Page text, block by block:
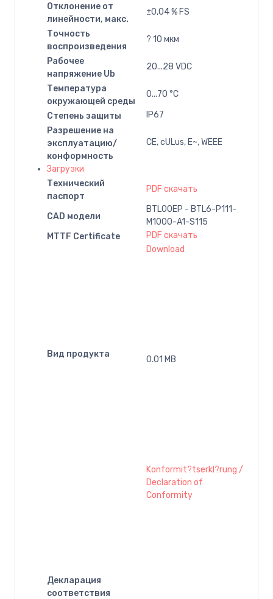
Отклонение от
линейности, макс.
±0,04 % FS
Точность
воспроизведения
? 10 мкм
Рабочее
напряжение Ub
20...28 VDC
Температура
окружающей среды
0...70 °C
Степень защиты
IP67
Разрешение на
эксплуатацию/
конформность
CE, cULus, E~, WEEE
Загрузки
Технический
паспорт
PDF скачать
CAD модели
BTL00EP - BTL6-P111-
M1000-A1-S115
MTTF Certificate
PDF скачать
Вид продукта
Download
0.01 MB
Декларация
соответствия
Konformit?tserkl?rung /
Declaration of
Conformity